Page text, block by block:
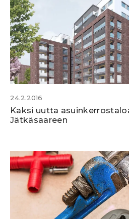
24.2.2016
Kaksi uutta
Jätkäsaareen